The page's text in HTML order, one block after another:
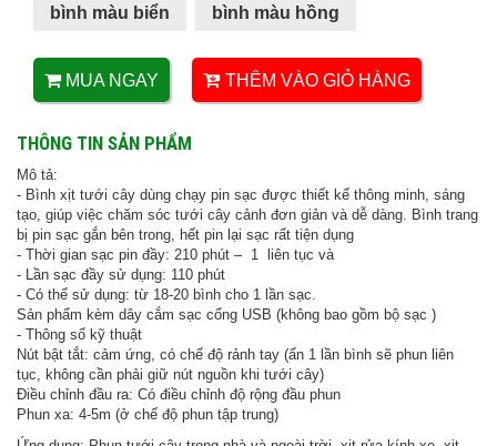
bình màu biển bình màu hồng
MUA NGAY THÊM VÀO GIỎ HÀNG
THÔNG TIN SẢN PHẨM
Mô tả:
- Bình xịt tưới cây dùng chạy pin sạc được thiết kế thông minh, sáng
tạo, giúp việc chăm sóc tưới cây cảnh đơn giản và dễ dàng. Bình trang
bị pin sạc gắn bên trong, hết pin lại sạc rất tiện dụng
- Thời gian sạc pin đầy: 210 phút – 1 liên tục và
- Lần sạc đầy sử dụng: 110 phút
- Có thể sử dụng: từ 18-20 bình cho 1 lần sạc.
Sản phẩm kèm dây cắm sạc cổng USB (không bao gồm bộ sạc )
- Thông số kỹ thuật
Nút bật tắt: cảm ứng, có chế độ rảnh tay (ấn 1 lần bình sẽ phun liên
tục, không cần phải giữ nút nguồn khi tưới cây)
Điều chỉnh đầu ra: Có điều chỉnh độ rộng đầu phun
Phun xa: 4-5m (ở chế độ phun tập trung)